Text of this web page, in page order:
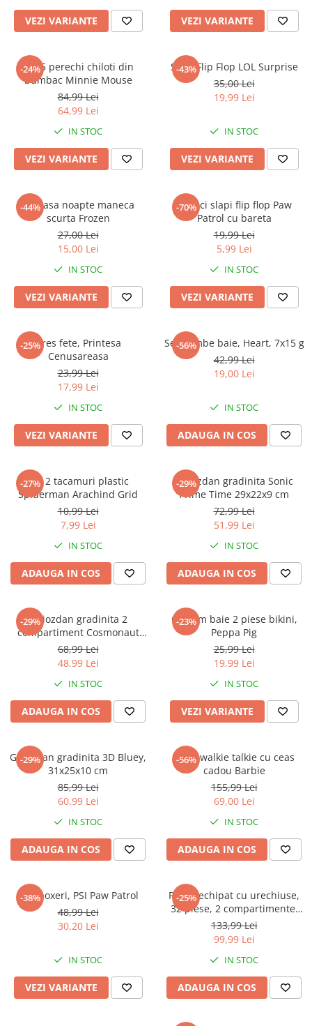
VEZI VARIANTE VEZI VARIANTE
-24%
Set 5 perechi chiloti din
bumbac Minnie Mouse
84,99 Lei
64,99 Lei
IN STOC
VEZI VARIANTE
-43%
Slapi Flip Flop LOL Surprise
35,00 Lei
19,99 Lei
IN STOC
VEZI VARIANTE
-44%
Camasa noapte maneca
scurta Frozen
27,00 Lei
15,00 Lei
IN STOC
VEZI VARIANTE
-70%
Papuci slapi flip flop Paw
Patrol cu bareta
19,99 Lei
5,99 Lei
IN STOC
VEZI VARIANTE
-25%Dres fete, Printesa
Cenusareasa
23,99 Lei
17,99 Lei
IN STOC
VEZI VARIANTE
-56%
Set bombe baie, Heart, 7x15 g
42,99 Lei
19,00 Lei
IN STOC
ADAUGA IN COS
-27%
Set 2 tacamuri plastic
Spiderman Arachind Grid
10,99 Lei
7,99 Lei
IN STOC
ADAUGA IN COS
-29%
Ghiozdan gradinita Sonic
Prime Time 29x22x9 cm
72,99 Lei
51,99 Lei
IN STOC
ADAUGA IN COS
-29%Ghiozdan gradinita 2
compartiment Cosmonaut
Space Explorer, 33x23x10 cm
68,99 Lei
48,99 Lei
IN STOC
ADAUGA IN COS
-23%
Costum baie 2 piese bikini,
Peppa Pig
25,99 Lei
19,99 Lei
IN STOC
VEZI VARIANTE
-29%
Ghiozdan gradinita 3D Bluey,
31x25x10 cm
85,99 Lei
60,99 Lei
IN STOC
ADAUGA IN COS
-56%
Set 2 walkie talkie cu ceas
cadou Barbie
155,99 Lei
69,00 Lei
IN STOC
ADAUGA IN COS
-38%
Slip boxeri, PSI Paw Patrol
48,99 Lei
30,20 Lei
IN STOC
VEZI VARIANTE
-25%
Penar echipat cu urechiuse,
32 piese, 2 compartimente,
Gabby's Dollhouse
133,99 Lei
99,99 Lei
IN STOC
ADAUGA IN COS